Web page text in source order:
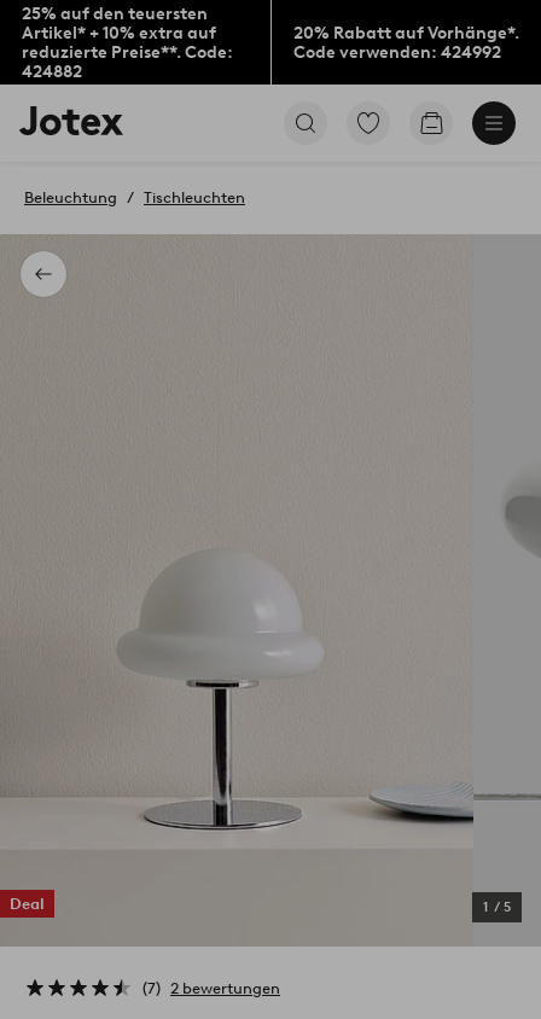
25% auf den teuersten
Artikel* + 10% extra auf
reduzierte Preise**. Code:
424882
20% Rabatt auf Vorhänge*.
Code verwenden: 424992
Jotex-
Logo
Startseite
Zu
Produkten
Zum
Zurück
Beleuchtung Tischleuchten
Deal 1 / 5
7 2 bewertungen